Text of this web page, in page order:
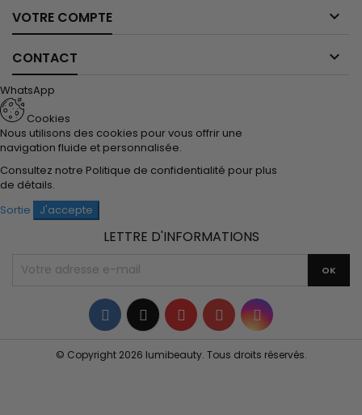
VOTRE COMPTE 
CONTACT 
WhatsApp
Cookies
Nous utilisons des cookies pour vous offrir une
navigation fluide et personnalisée.
Consultez notre Politique de confidentialité pour plus
de détails.
Sortie
J'accepte
LETTRE D'INFORMATIONS
Facebook
TwitterYouTubePinterestInstagram
© Copyright 2026 lumibeauty. Tous droits réservés.